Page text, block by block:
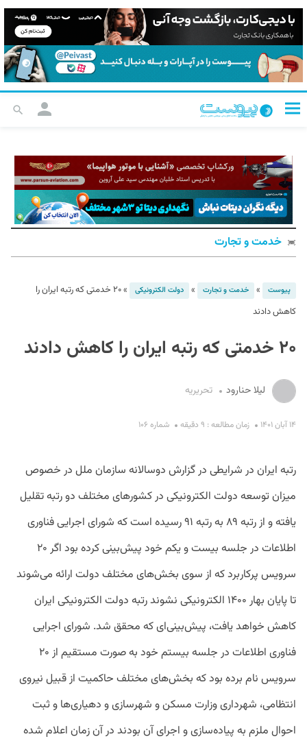
خدمت و تجارت
پیوست » خدمت و تجارت » دولت الکترونیکی »
۲۰ خدمتی که رتبه ایران را
کاهش دادند
۲۰ خدمتی که رتبه ایران را کاهش دادند
لیلا حنارود تحریریه
۱۴ آبان ۱۴۰۱ زمان مطالعه : ۹ دقیقه شماره ۱۰۶
رتبه ایران در شرایطی در گزارش دوسالانه سازمان ملل در خصوص
میزان توسعه دولت ‌الکترونیکی در کشورهای مختلف دو رتبه تقلیل
یافته و از رتبه ۸۹ به رتبه ۹۱ رسیده است که شورای اجرایی فناوری
اطلاعات در جلسه بیست و یکم خود پیش‌بینی کرده بود اگر ۲۰
سرویس پرکاربرد که از سوی بخش‌های مختلف دولت ارائه می‌شوند
تا پایان بهار ۱۴۰۰ الکترونیکی نشوند رتبه دولت الکترونیکی ایران
کاهش خواهد یافت، پیش‌بینی‌ای که محقق شد. شورای اجرایی
فناوری اطلاعات در جلسه بیستم خود به صورت مستقیم از ۲۰
سرویس نام‌ برده بود که بخش‌های مختلف حاکمیت از قبیل نیروی
انتظامی، شهرداری وزارت مسکن و شهرسازی و دهیاری‌ها و ثبت
احوال ملزم به پیاده‌سازی و اجرای آن بودند در آن زمان اعلام شده